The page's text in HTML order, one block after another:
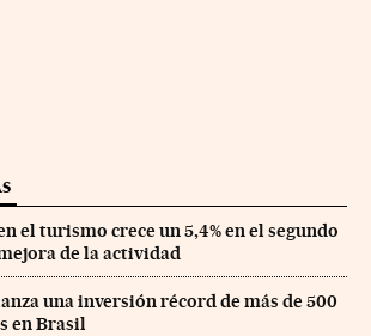
el turismo crece un 5,4% en el segundo
de la actividad
una inversión récord de más de 500
en Brasil